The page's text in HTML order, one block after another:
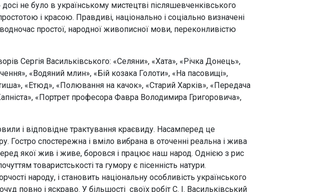
не було в українському мистецтві післяшевченківського
і красою. Правдиві, національно і соціально визначені
простої, народної живописної мови, переконливістю
Сергія Васильківського: «Селяни», «Хата», «Річка Донець»,
«Водяний млин», «Бій козака Голоти», «На пасовищі»,
«Етюд», «Полювання на качок», «Старий Харків», «Передача
«Портрет професора Фавра Володимира Григоровича»,
і відповідне трактування краєвиду. Насамперед це
Гостро спостережна і вміло вибрана в оточенні реальна і жива
якої жив і живе, боровся і працює наш народ. Однією з рис
товаристськості та гумору є пісенність натури.
народу, і становить національну особливість українського
повно і яскраво. У більшості своїх робіт С. І. Васильківський